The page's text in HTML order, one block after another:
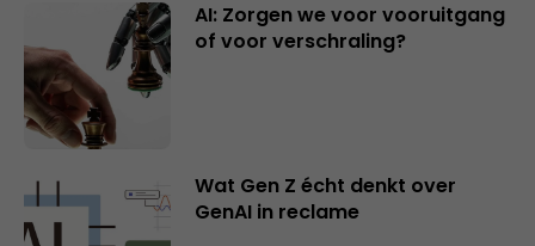
AI: Zorgen we voor vooruitgang
of voor verschraling?
Wat Gen Z écht denkt over
GenAI in reclame